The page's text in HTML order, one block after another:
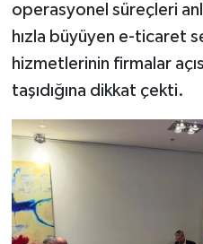
operasyonel süreçleri
hızla büyüyen e-ticaret
hizmetlerinin firmalar
taşıdığına dikkat çekti.